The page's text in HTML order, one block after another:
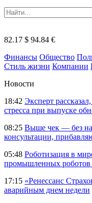
82.17 $ 94.84 €
Финансы Общество
Стиль жизни Компании
Новости
18:42 Эксперт
стресса при выпуске
08:25 Выше чек — без
консультации,
05:48 Роботизация в
промышленных роботов
17:15 «Ренессанс
аварийным днем недели